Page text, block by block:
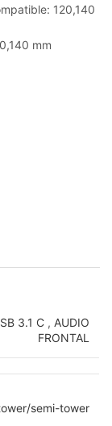
120,140
mm
3.1 C , AUDIO
FRONTAL
semi-tower